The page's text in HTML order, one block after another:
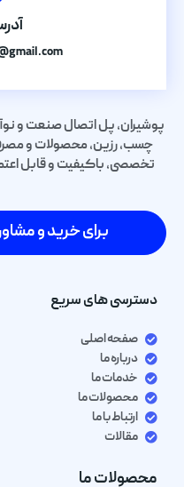
پوشیران، پل اتصال صنعت و
چسب، رزین، محصولات و
تخصصی، باکیفیت و قابل
برای خرید و
دسترسی های سریع
صفحه اصلی
درباره ما
خدمات ما
محصولات ما
ارتباط با ما
مقالات
محصولات ما